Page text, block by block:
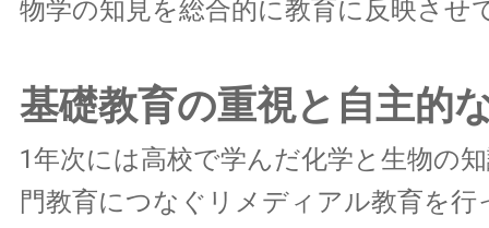
物学の知見を総合的に教育に反映させ
基礎教育の重視と自主的
1年次には高校で学んだ化学と生物の
門教育につなぐリメディアル教育を行